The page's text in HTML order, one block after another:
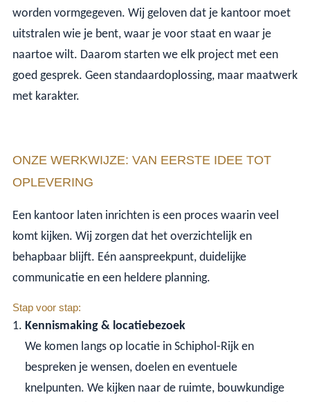
worden vormgegeven. Wij geloven dat je kantoor moet
uitstralen wie je bent, waar je voor staat en waar je
naartoe wilt. Daarom starten we elk project met een
goed gesprek. Geen standaardoplossing, maar maatwerk
met karakter.
ONZE WERKWIJZE: VAN EERSTE IDEE TOT
OPLEVERING
Een kantoor laten inrichten is een proces waarin veel
komt kijken. Wij zorgen dat het overzichtelijk en
behapbaar blijft. Eén aanspreekpunt, duidelijke
communicatie en een heldere planning.
Stap voor stap:
Kennismaking & locatiebezoek
We komen langs op locatie in Schiphol-Rijk en
bespreken je wensen, doelen en eventuele
knelpunten. We kijken naar de ruimte, bouwkundige